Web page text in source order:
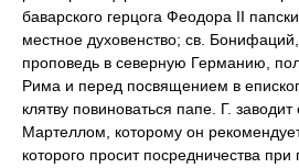
баварского герцога Феодора II
местное духовенство; св.
проповедь в северную Германию,
Рима и перед посвящением в
клятву повиноваться папе. Г.
Мартеллом, которому он
которого просит посредничества при